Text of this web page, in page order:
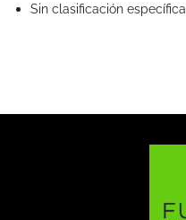
Sin clasificación específica